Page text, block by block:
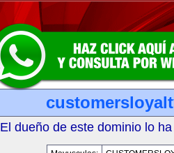
El dueño de este dominio lo